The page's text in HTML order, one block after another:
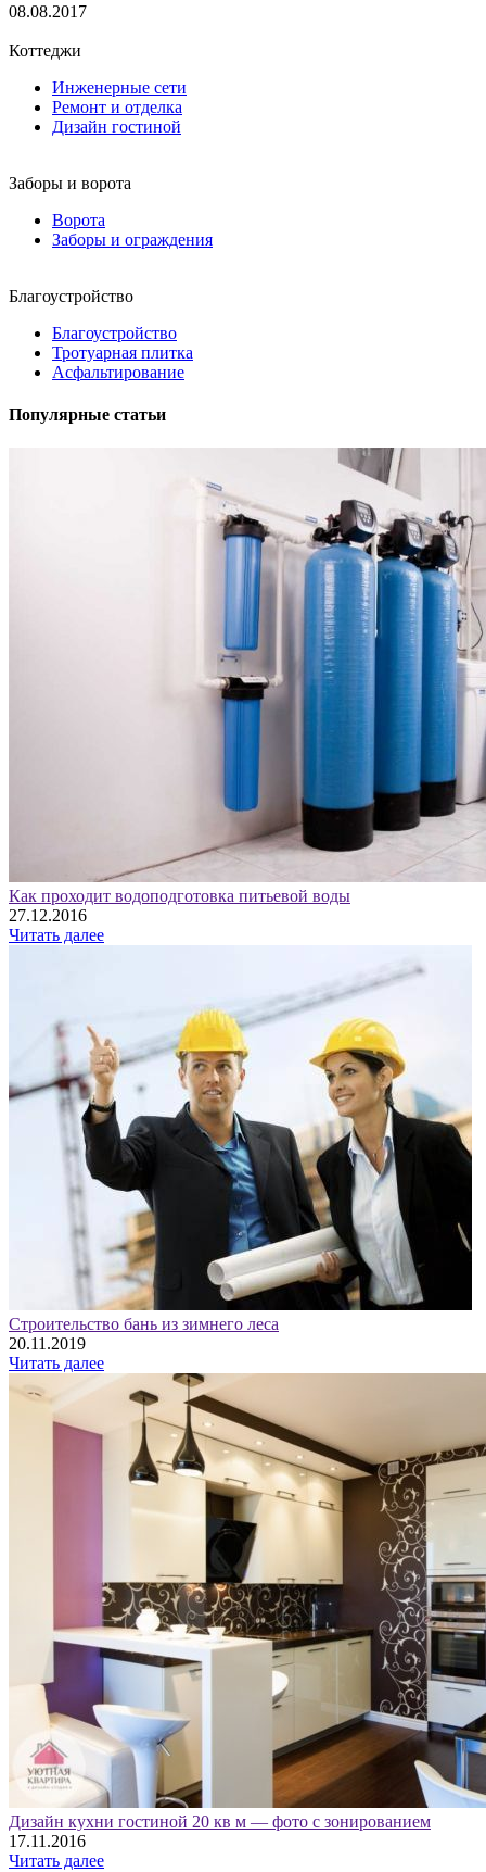
08.08.2017
Коттеджи
Инженерные сети
Ремонт и отделка
Дизайн гостиной
Заборы и ворота
Ворота
Заборы и ограждения
Благоустройство
Благоустройство
Тротуарная плитка
Асфальтирование
Популярные статьи
Как проходит водоподготовка питьевой воды
27.12.2016
Читать далее
Строительство бань из зимнего леса
20.11.2019
Читать далее
Дизайн кухни гостиной 20 кв м — фото с зонированием
17.11.2016
Читать далее